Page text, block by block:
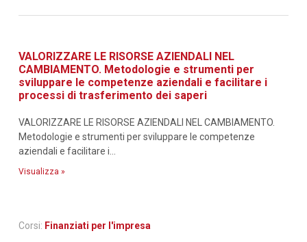
VALORIZZARE LE RISORSE AZIENDALI NEL
CAMBIAMENTO. Metodologie e strumenti per
sviluppare le competenze aziendali e facilitare i
processi di trasferimento dei saperi
VALORIZZARE LE RISORSE AZIENDALI NEL CAMBIAMENTO.
Metodologie e strumenti per sviluppare le competenze
aziendali e facilitare i...
Visualizza »
Corsi: Finanziati per l'impresa